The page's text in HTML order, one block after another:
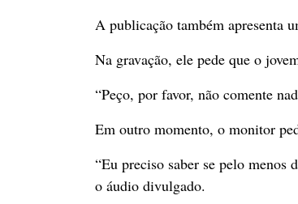
A publicação também apresenta
Na gravação, ele pede que o
“Peço, por favor, não comente
Em outro momento, o monitor
“Eu preciso saber se pelo menos
o áudio divulgado.